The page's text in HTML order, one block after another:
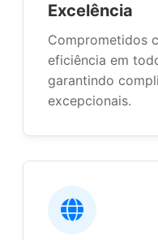
Excelência
Comprometidos
eficiência em
garantindo
excepcionais.